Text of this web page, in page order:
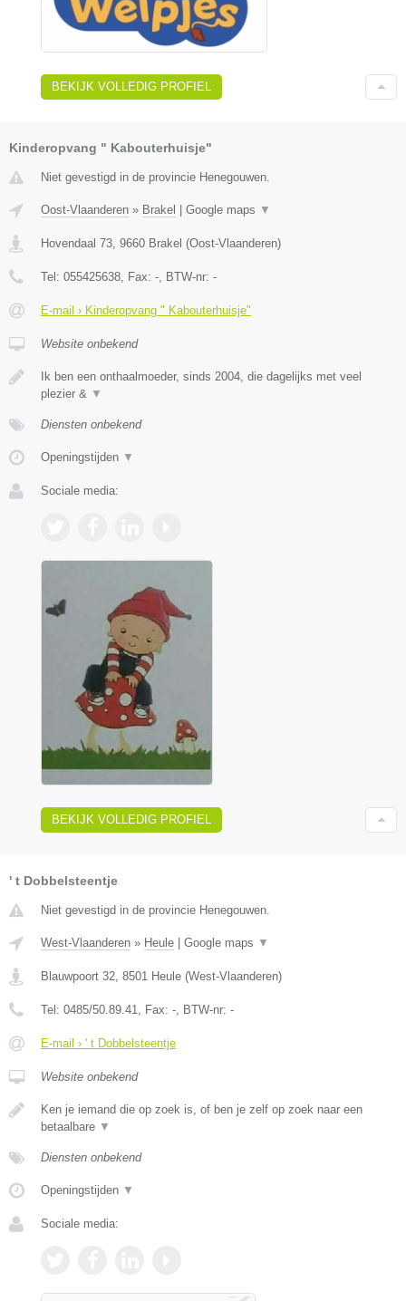
BEKIJK VOLLEDIG PROFIEL
Kinderopvang " Kabouterhuisje"
Niet gevestigd in de provincie Henegouwen.
Oost-Vlaanderen » Brakel | Google maps ▼
Hovendaal 73 9660 Brakel (Oost-Vlaanderen)
Tel: 055425638 , Fax: - , BTW-nr: -
E-mail › Kinderopvang " Kabouterhuisje"
Website onbekend
Ik ben een onthaalmoeder, sinds 2004, die dagelijks met veel
plezier & ▼
Diensten onbekend
Openingstijden ▼
Sociale media:
BEKIJK VOLLEDIG PROFIEL
' t Dobbelsteentje
Niet gevestigd in de provincie Henegouwen.
West-Vlaanderen » Heule Google maps ▼
Blauwpoort 32, 8501 Heule (West-Vlaanderen)
Tel: 0485/50.89.41, Fax: -, BTW-nr: -
E-mail › ' t Dobbelsteentje
Website onbekend
Ken je iemand die op zoek is, of ben je zelf op zoek naar een
betaalbare ▼
Diensten onbekend
Openingstijden ▼
Sociale media: